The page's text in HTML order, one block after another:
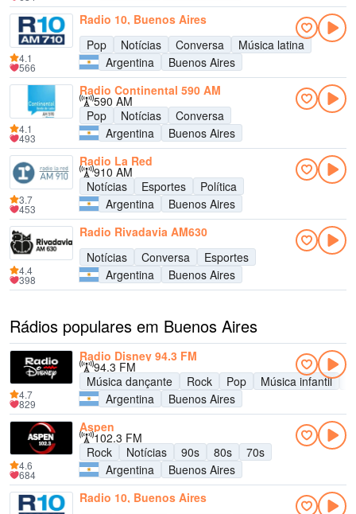
Radio 10, Buenos Aires
Pop
Notícias Conversa
Música latina
Argentina
Buenos Aires
4.1
566
Radio Continental 590 AM
590 AM
Pop
Notícias
Conversa
Argentina
Buenos Aires
4.1
493
Radio La Red
910 AM
Notícias
Esportes
Política
Argentina
Buenos Aires
3.7
453
Radio Rivadavia AM630
Notícias
Conversa
Esportes
Argentina
Buenos Aires
4.4
398
Rádios populares em Buenos Aires
Radio Disney 94.3 FM
94.3 FM
Música dançante
Rock Pop Música infantil
Argentina
Buenos Aires
4.7
829
Aspen
102.3 FM
Rock
Notícias 90s 80s
70s
Argentina
Buenos Aires
4.6
684
Radio 10, Buenos Aires